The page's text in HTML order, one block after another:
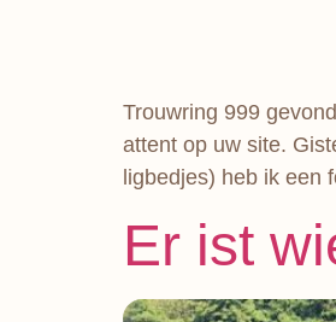
Trouwring 999
attent op uw site.
ligbedjes) heb ik een
Er ist